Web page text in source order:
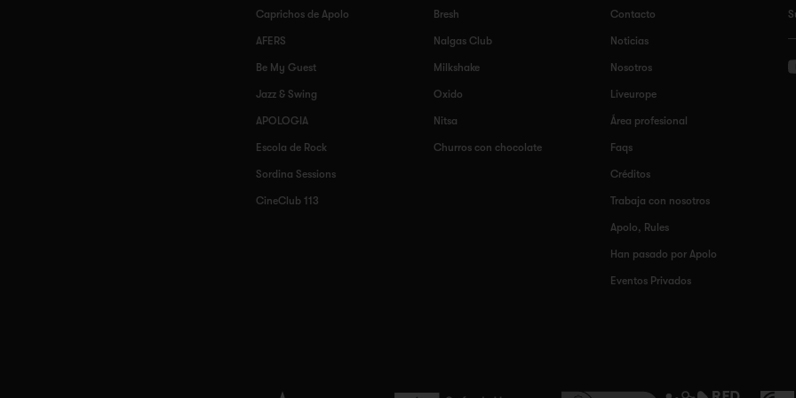
Caprichos de Apolo
AFERS
Be My Guest
Jazz & Swing
APOLOGIA
Escola de Rock
Sordina Sessions
CineClub 113
Bresh
Nalgas Club
Milkshake
Oxido
Nitsa
Churros con chocolate
Contacto
Noticias
Nosotros
Liveurope
Área profesional
Faqs
Créditos
Trabaja con nosotros
Apolo, Rules
Han pasado por Apolo
Eventos Privados